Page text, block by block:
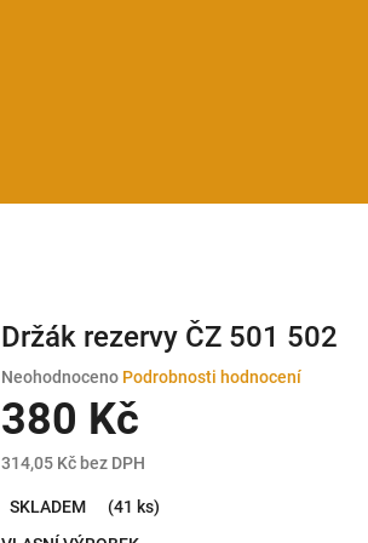
Držák rezervy ČZ 501 502
Průměrné
hodnocení
produktu
0,0
Neohodnoceno Podrobnosti hodnocení
380 Kč
314,05 Kč bez DPH
cena:
SKLADEM
(41 ks)